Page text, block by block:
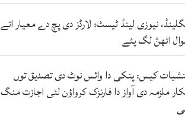
نیوزی لینڈ ٹیسٹ: لارڈز دی پچ دے معیار اتے
اٹھݨ لگ پئے
کیس: پنکی دا وائس نوٹ دی تصدیق توں
ملزمہ دی آواز دا فارنزک کرواؤن لئی اجازت منگ